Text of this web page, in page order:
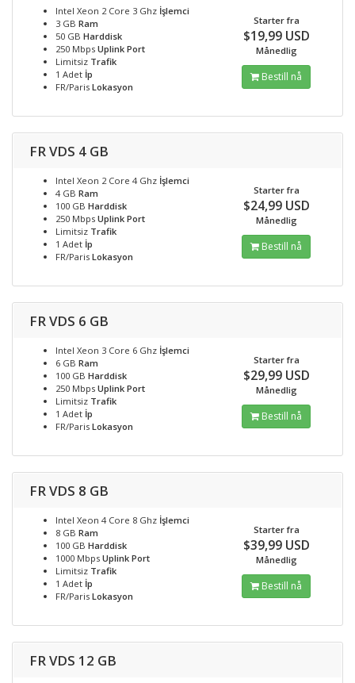
Intel Xeon 2 Core 3 Ghz İşlemci
3 GB Ram
50 GB Harddisk
250 Mbps Uplink Port
Limitsiz Trafik
1 Adet İp
FR/Paris Lokasyon
Starter fra
$19,99 USD
Månedlig
Bestill nå
FR VDS 4 GB
Intel Xeon 2 Core 4 Ghz İşlemci
4 GB Ram
100 GB Harddisk
250 Mbps Uplink Port
Limitsiz Trafik
1 Adet İp
FR/Paris Lokasyon
Starter fra
$24,99 USD
Månedlig
Bestill nå
FR VDS 6 GB
Intel Xeon 3 Core 6 Ghz İşlemci
6 GB Ram
100 GB Harddisk
250 Mbps Uplink Port
Limitsiz Trafik
1 Adet İp
FR/Paris Lokasyon
Starter fra
$29,99 USD
Månedlig
Bestill nå
FR VDS 8 GB
Intel Xeon 4 Core 8 Ghz İşlemci
8 GB Ram
100 GB Harddisk
1000 Mbps Uplink Port
Limitsiz Trafik
1 Adet İp
FR/Paris Lokasyon
Starter fra
$39,99 USD
Månedlig
Bestill nå
FR VDS 12 GB